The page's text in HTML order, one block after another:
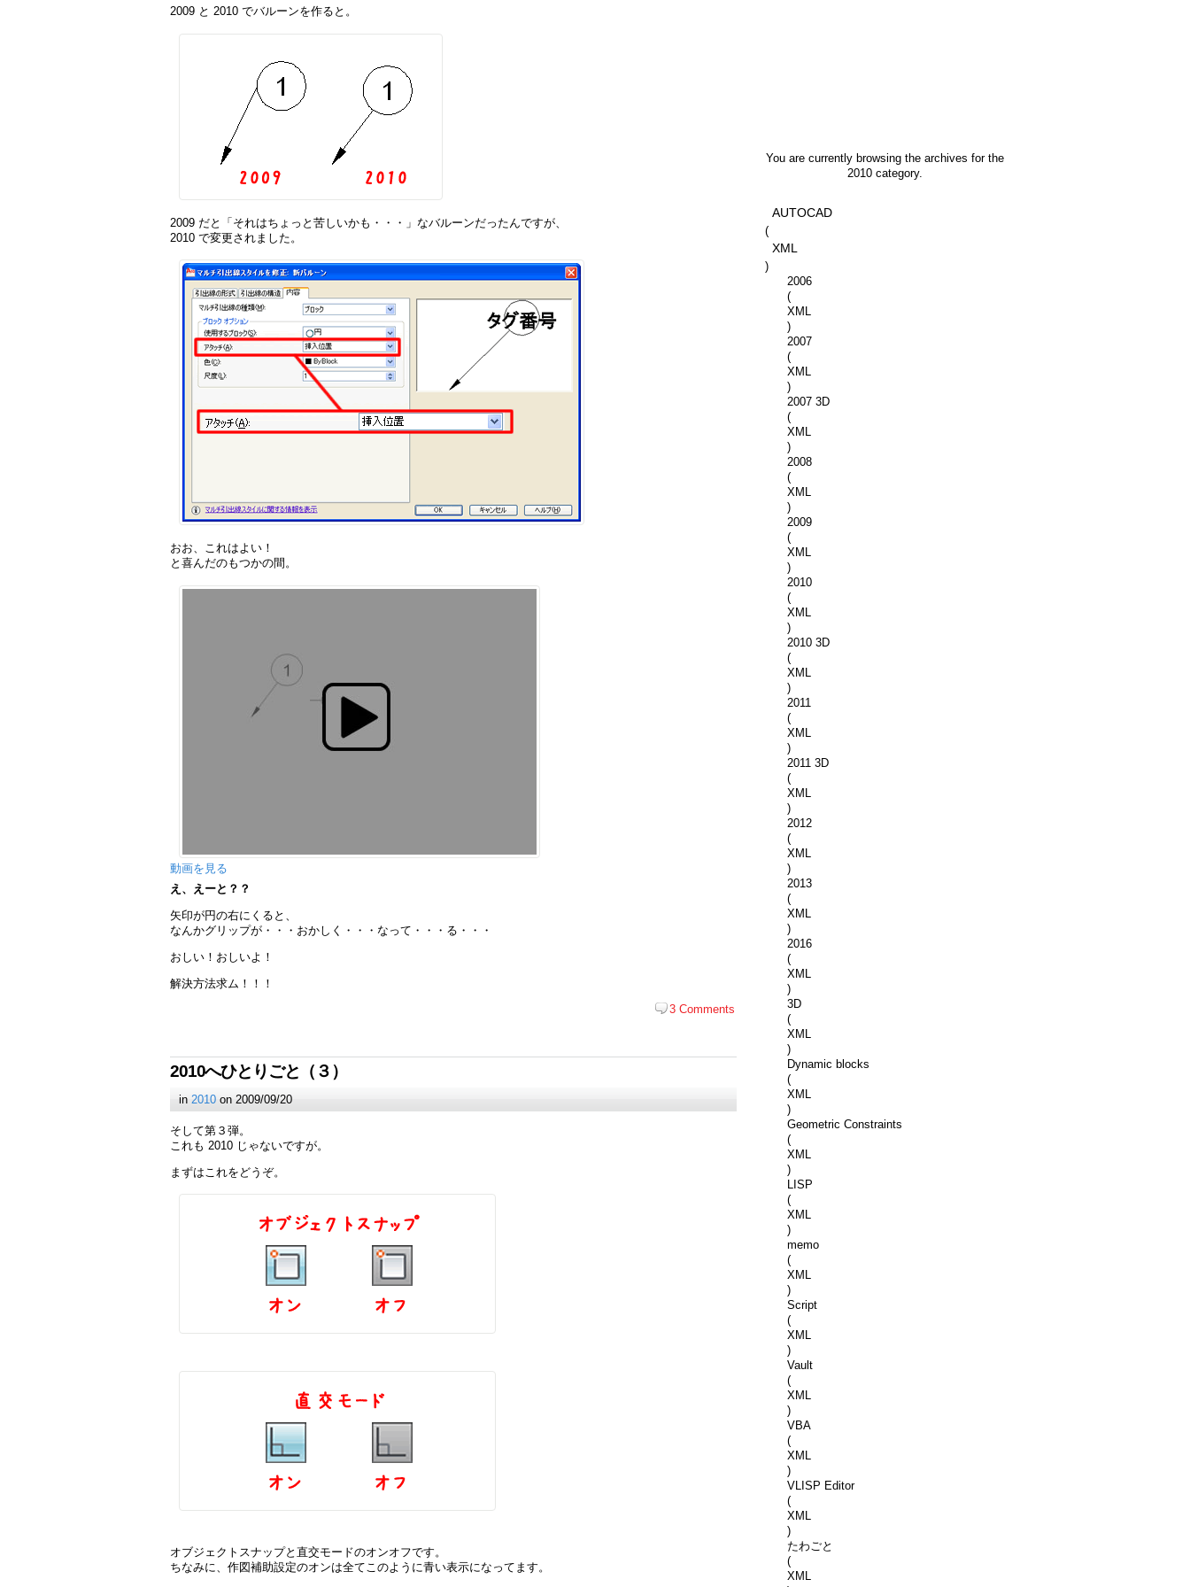
2009 と 2010 でバルーンを作ると。
2009 だと「それはちょっと苦しいかも・・・」なバルーンだったんですが、
2010 で変更されました。
おお、これはよい！
と喜んだのもつかの間。
動画を見る
え、えーと？？
矢印が円の右にくると、
なんかグリップが・・・おかしく・・・なって・・・る・・・
おしい！おしいよ！
解決方法求ム！！！
3 Comments
2010へひとりごと（３）
in 2010 on 2009/09/20
そして第３弾。
これも 2010 じゃないですが。
まずはこれをどうぞ。
オブジェクトスナップと直交モードのオンオフです。
ちなみに、作図補助設定のオンは全てこのように青い表示になってます。
You are currently browsing the archives for the
2010 category.
AUTOCAD
(
XML
)
2006
(
XML
)
2007
(
XML
)
2007 3D
(
XML
)
2008
(
XML
)
2009
(
XML
)
2010
(
XML
)
2010 3D
(
XML
)
2011
(
XML
)
2011 3D
(
XML
)
2012
(
XML
)
2013
(
XML
)
2016
(
XML
)
3D
(
XML
)
Dynamic blocks
(
XML
)
Geometric Constraints
(
XML
)
LISP
(
XML
)
memo
(
XML
)
Script
(
XML
)
Vault
(
XML
)
VBA
(
XML
)
VLISP Editor
(
XML
)
たわごと
(
XML